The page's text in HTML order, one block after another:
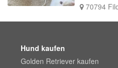
70794
Hund kaufen
Golden Retriever kaufen